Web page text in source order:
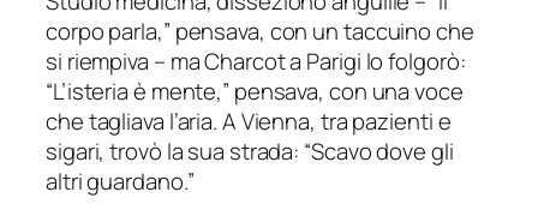
corpo parla,” pensava, con un taccuino che
si riempiva – ma Charcot a Parigi lo folgorò:
“L’isteria è mente,” pensava, con una voce
che tagliava l’aria. A Vienna, tra pazienti e
sigari, trovò la sua strada: “Scavo dove gli
altri guardano.”